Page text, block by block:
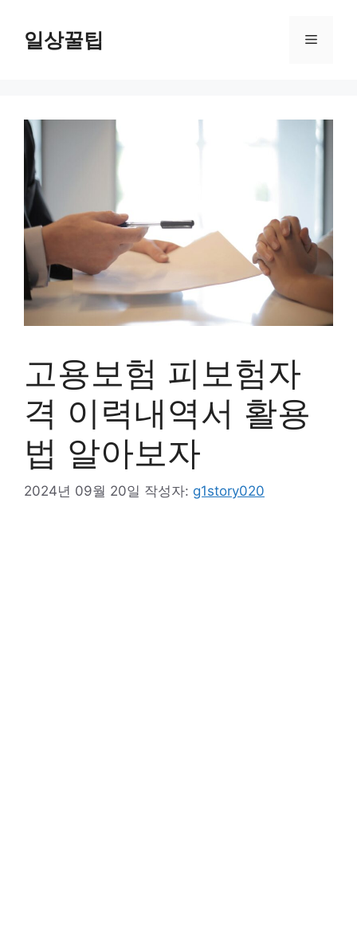
일상꿀팁 메
고용보험 피보험자
격 이력내역서 활용
법 알아보자
2024년 09월 20일 작성자: g1story020